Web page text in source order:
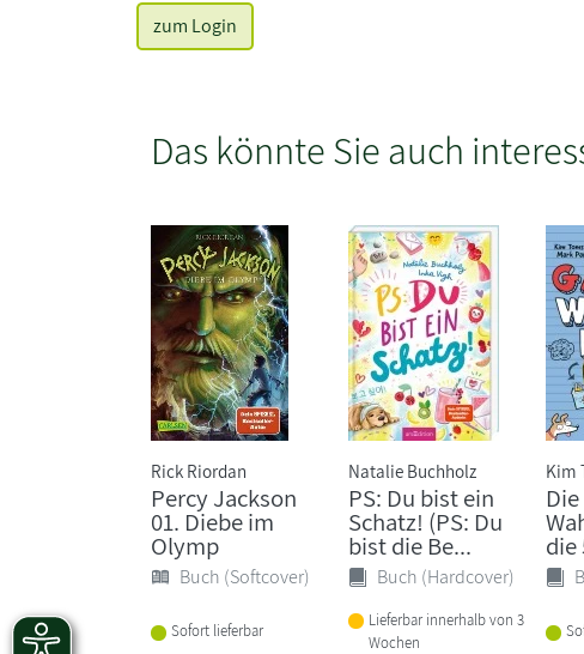
zum Login
Das könnte Sie auch
Rick Riordan
Percy Jackson
01. Diebe im
Olymp
Buch (Softcover)
Sofort lieferbar
Natalie Buchholz
PS: Du bist ein
Schatz! (PS: Du
bist die Be...
Buch (Hardcover)
Lieferbar innerhalb von 3
Wochen
Kim
die